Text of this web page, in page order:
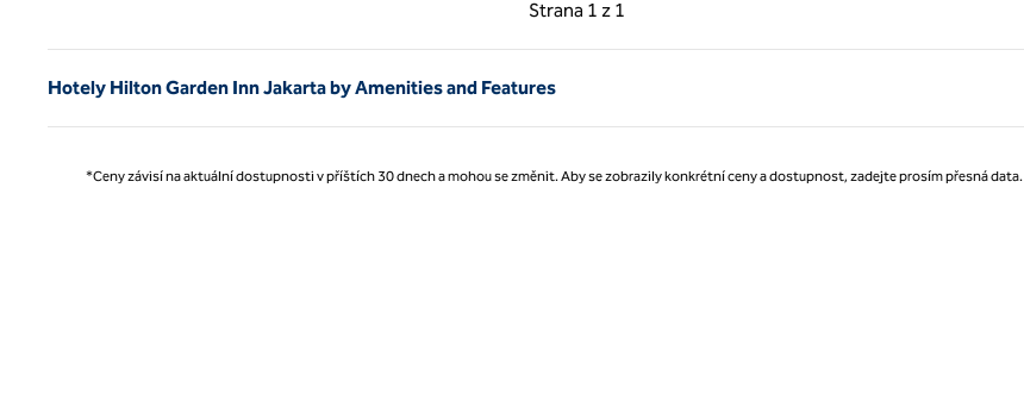
Strana 1 z 1
Strana 1 z 1
Hotely Hilton Garden Inn Jakarta by Amenities and Features
*Ceny závisí na aktuální dostupnosti v příštích 30 dnech a mohou se změnit. Aby se zobrazily konkrétní ceny a dostupnost, zadejte prosím přesná data.